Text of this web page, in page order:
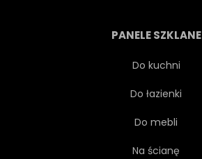
PANELE SZKLANE
Do kuchni
Do łazienki
Do mebli
Na ścianę